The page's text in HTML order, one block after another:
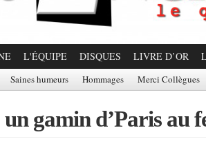
L'ÉQUIPE DISQUES LIVRE D’OR
Saines humeurs Hommages Merci Collègues
gamin d’Paris au